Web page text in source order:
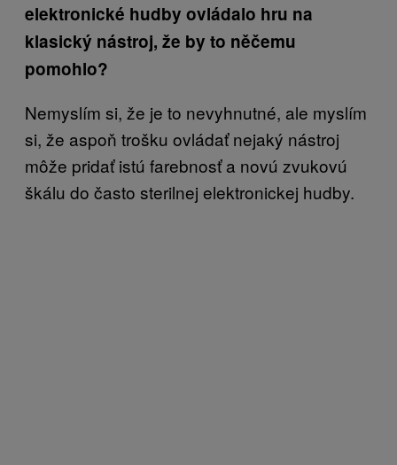
elektronické hudby ovládalo hru na
klasický nástroj, že by to něčemu
pomohlo?
Nemyslím si, že je to nevyhnutné, ale myslím
si, že aspoň trošku ovládať nejaký nástroj
môže pridať istú farebnosť a novú zvukovú
škálu do často sterilnej elektronickej hudby.